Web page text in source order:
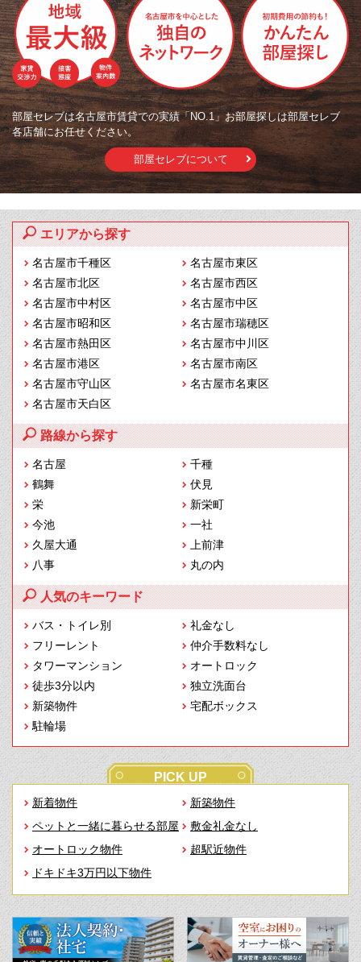
部屋セレブは名古屋市賃貸での実績「NO.1」お部屋探しは部屋セレブ
各店舗にお任せください。
部屋セレブについて
エリアから探す
名古屋市千種区
名古屋市東区
名古屋市北区
名古屋市西区
名古屋市中村区
名古屋市中区
名古屋市昭和区
名古屋市瑞穂区
名古屋市熱田区
名古屋市中川区
名古屋市港区
名古屋市南区
名古屋市守山区
名古屋市名東区
名古屋市天白区
路線から探す
名古屋
千種
鶴舞
伏見
栄
新栄町
今池
一社
久屋大通
上前津
八事
丸の内
人気のキーワード
バス・トイレ別
礼金なし
フリーレント
仲介手数料なし
タワーマンション
オートロック
徒歩3分以内
独立洗面台
新築物件
宅配ボックス
駐輪場
PICK UP
新着物件
新築物件
ペットと一緒に暮らせる部屋
敷金礼金なし
オートロック物件
超駅近物件
ドキドキ3万円以下物件